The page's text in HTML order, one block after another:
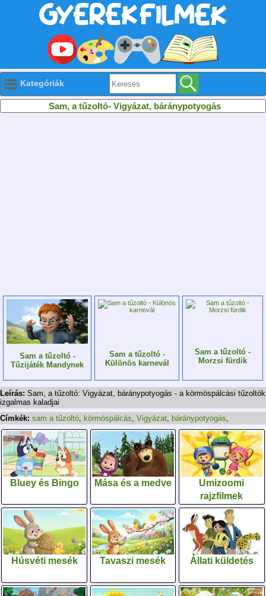
Kategóriák
Sam, a tűzoltó- Vigyázat, báránypotyogás
Sam a tűzoltó -
Tűzijáték Mandynek
Sam a tűzoltó -
Különös karnevál
Sam a tűzoltó -
Morzsi fürdik
Leírás: Sam, a tűzoltó: Vigyázat, báránypotyogás - a körmöspálcási tűzoltók
izgalmas kaladjai
Címkék: sam a tűzoltó, körmöspálcás, Vigyázat, báránypotyogás,
Bluey és Bingo Mása és a medve
Umizoomi
rajzfilmek
Húsvéti mesék Tavaszi mesék Állati küldetés